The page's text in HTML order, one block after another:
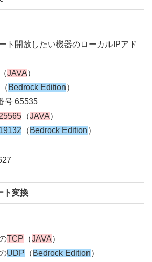
ト開放したい機器のローカルIPアド
（JAVA）
（ Bedrock Edition）
号 65535
（JAVA）
（ Bedrock Edition）
ト変換
TCP （JAVA）
UDP （ Bedrock Edition）